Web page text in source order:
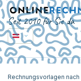
Seit 2010 für Sie da
Rechnungsvorlagen nach